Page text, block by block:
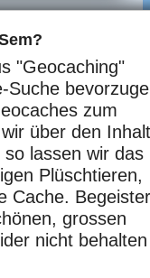
"Geocaching"
Suche
zum
über den Inhalt
lassen wir das
Plüschtieren,
Cache.
grossen
nicht behalten